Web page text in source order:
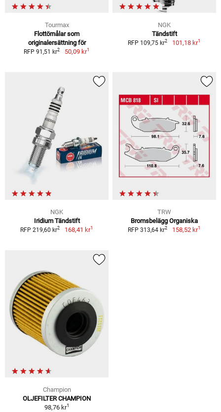
Tourmax
Flottörnålar som
originalersättning för
RFP 91,51 kr2 50,09 kr1
NGK
Tändstift
RFP 109,75 kr2 101,18 kr1
NGK
Iridium Tändstift
RFP 219,60 kr2 168,41 kr1
TRW
Bromsbelägg Organiska
RFP 313,64 kr2 158,52 kr1
Champion
OLJEFILTER CHAMPION
98,76 kr1